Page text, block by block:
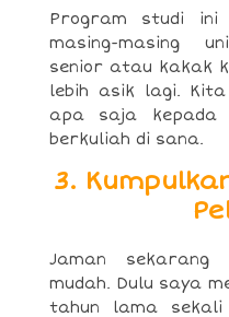
Program studi ini
masing-masing
senior atau kakak
lebih asik lagi.
apa saja kepada
berkuliah di sana.
3.
Jaman sekarang
mudah. Dulu saya
tahun lama